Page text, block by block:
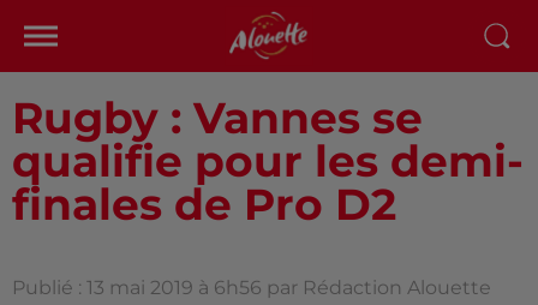
Rugby : Vannes se
qualifie pour les demi-
finales de Pro D2
Publié : 13 mai 2019 à 6h56 par Rédaction Alouette